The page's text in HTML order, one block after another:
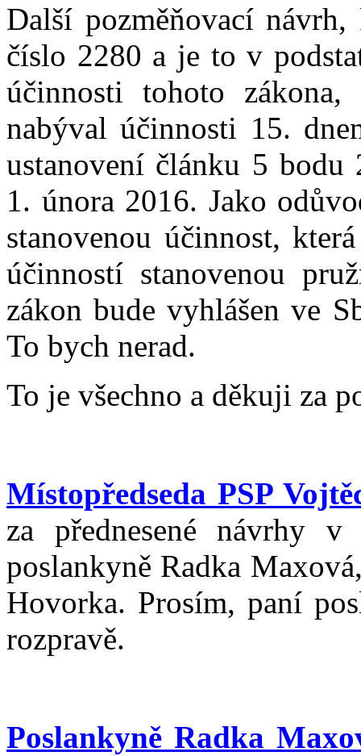
Další pozměňovací
číslo 2280 a je to v
účinnosti tohoto
nabýval účinnosti 15.
ustanovení článku 5 bodu
1. února 2016. Jako
stanovenou účinnost,
účinností stanovenou
zákon bude vyhlášen ve
To bych nerad.
To je všechno a děkuji za
Místopředseda PSP
za přednesené návrhy
poslankyně Radka
Hovorka. Prosím, paní
rozpravě.
Poslankyně Radka